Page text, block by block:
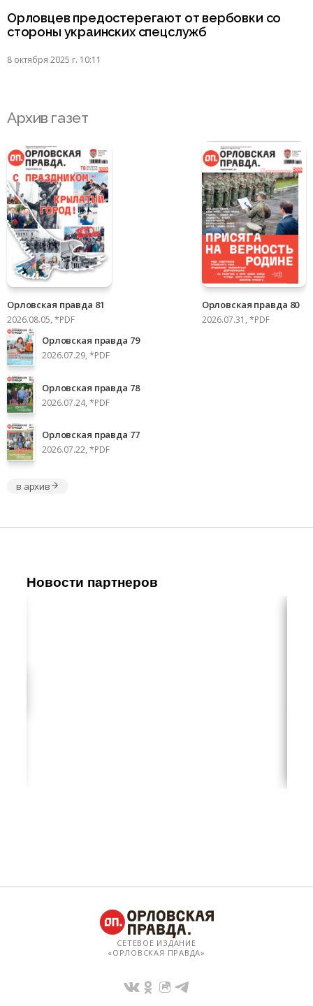
Орловцев предостерегают от вербовки со
стороны украинских спецслужб
8 октября 2025 г. 10:11
Архив газет
Орловская правда 81
2026.08.05, *PDF
Орловская правда 80
2026.07.31, *PDF
Орловская правда 79
2026.07.29, *PDF
Орловская правда 78
2026.07.24, *PDF
Орловская правда 77
2026.07.22, *PDF
в архив
Новости партнеров
СЕТЕВОЕ ИЗДАНИЕ
«ОРЛОВСКАЯ ПРАВДА»